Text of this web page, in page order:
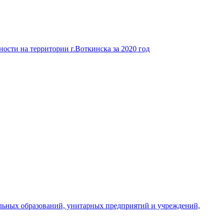
на территории г.Воткинска за 2020 год
образований, унитарных предприятий и учреждений,